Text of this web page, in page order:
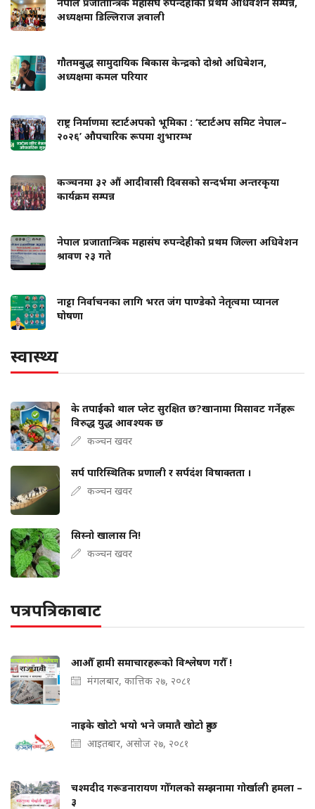
अध्यक्षमा डिल्लिराज ज्ञवाली
गौतमबुद्ध सामुदायिक बिकास केन्द्रको दोश्रो अधिबेशन,
अध्यक्षमा कमल परियार
राष्ट्र निर्माणमा स्टार्टअपको भूमिका : ‘स्टार्टअप समिट नेपाल–
२०२६’ औपचारिक रूपमा शुभारम्भ
कञ्चनमा ३२ औं आदीवासी दिवसको सन्दर्भमा अन्तरकृया
कार्यक्रम सम्पन्न
नेपाल प्रजातान्त्रिक महासंघ रुपन्देहीको प्रथम जिल्ला अधिवेशन
श्रावण २३ गते
नाट्टा निर्वाचनका लागि भरत जंग पाण्डेको नेतृत्वमा प्यानल
घोषणा
स्वास्थ्य
के तपाईंको थाल प्लेट सुरक्षित छ?खानामा मिसावट गर्नेहरू
विरुद्ध युद्ध आवश्यक छ
कञ्चन खवर
सर्प पारिस्थितिक प्रणाली र सर्पदंश विषाक्तता ।
कञ्चन खवर
सिस्नो खालास नि!
कञ्चन खवर
पत्रपत्रिकाबाट
आऔँ हामी समाचारहरूको विश्लेषण गरौँ !
मंगलबार, कात्तिक २७, २०८१
नाइके खोटो भयो भने जमातै खोटो हुन्छ
आइतबार, असोज २७, २०८१
चश्मदीद गरूडनारायण गोँगलको सम्झनामा गोर्खाली हमला –
३